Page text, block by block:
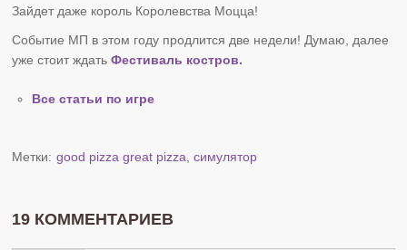
Зайдет даже король Королевства Моцца!
Событие МП в этом году продлится две недели! Думаю, далее
уже стоит ждатьФестиваль костров.
Все статьи по игре
Метки: good pizza great pizza ,симулятор
19 КОММЕНТАРИЕВ